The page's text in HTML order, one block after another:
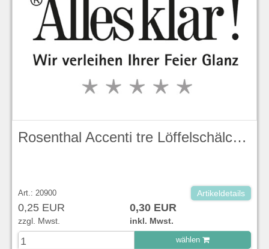
Rosenthal Accenti tre Löffelschälchen
Art.: 20900 Artikeldetails
0,25 EUR 0,30 EUR
zzgl. Mwst. inkl. Mwst.
wählen